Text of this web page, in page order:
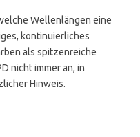
Wellenlängen eine
kontinuierliches
als spitzenreiche
nicht immer an, in
Hinweis.